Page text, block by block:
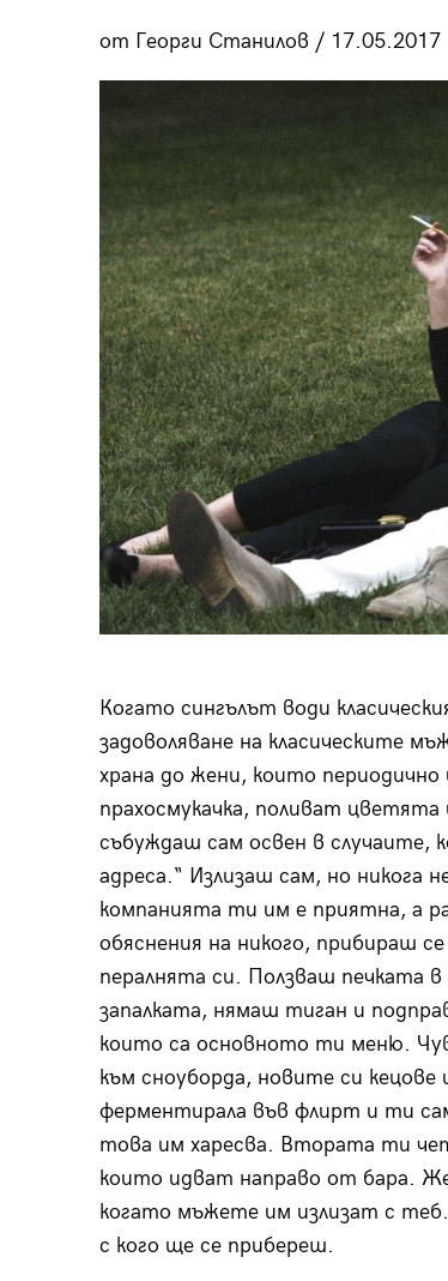
от Георги Станилов / 17.05.2017
Когато сингълът води
задоволяване на класическите
храна до жени, които
прахосмукачка, поливат
събуждаш сам освен в случаите,
адреса.“ Излизаш сам, но никога
компанията ти им е приятна, а
обяснения на никого, прибираш
пералнята си. Ползваш печката
запалката, нямаш тиган и
които са основното ти меню.
към сноуборда, новите си
ферментирала във флирт и ти
това им харесва. Втората ти
които идват направо от бара.
когато мъжете им излизат с
с кого ще се прибереш.
28 /29